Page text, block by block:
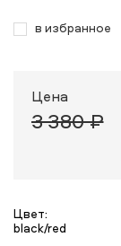
в избранное
Цена
3 380 ₽
Цвет:
black/red